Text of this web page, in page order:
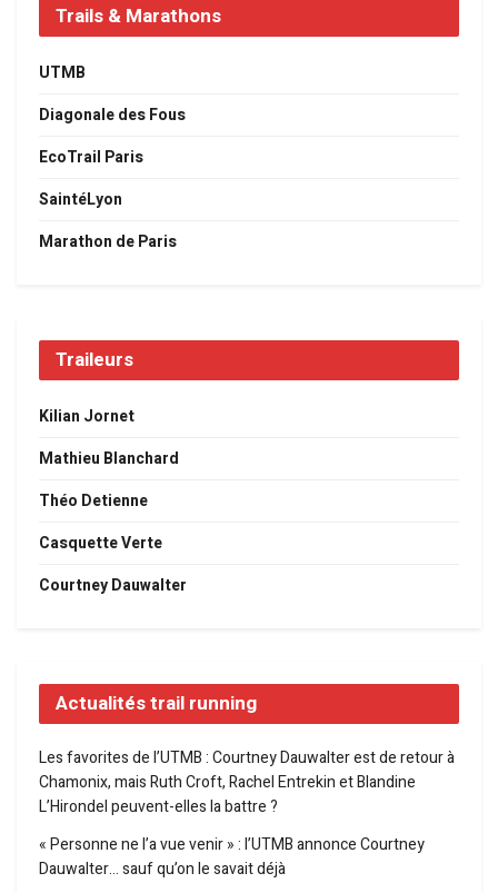
Trails & Marathons
UTMB
Diagonale des Fous
EcoTrail Paris
SaintéLyon
Marathon de Paris
Traileurs
Kilian Jornet
Mathieu Blanchard
Théo Detienne
Casquette Verte
Courtney Dauwalter
Actualités trail running
Les favorites de l’UTMB : Courtney Dauwalter est de retour à
Chamonix, mais Ruth Croft, Rachel Entrekin et Blandine
L’Hirondel peuvent-elles la battre ?
« Personne ne l’a vue venir » : l’UTMB annonce Courtney
Dauwalter… sauf qu’on le savait déjà